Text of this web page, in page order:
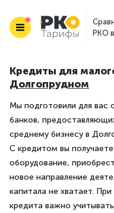
РКО
Кредиты для
Долгопрудном
Мы подготовили для вас
банков,
среднему бизнесу в
С кредитом вы
оборудование,
новое направление
капитала не хватает.
кредита важно